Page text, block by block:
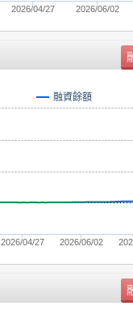
2026/04/27 2026/06/02
融資餘額
2026/04/27 2026/06/02